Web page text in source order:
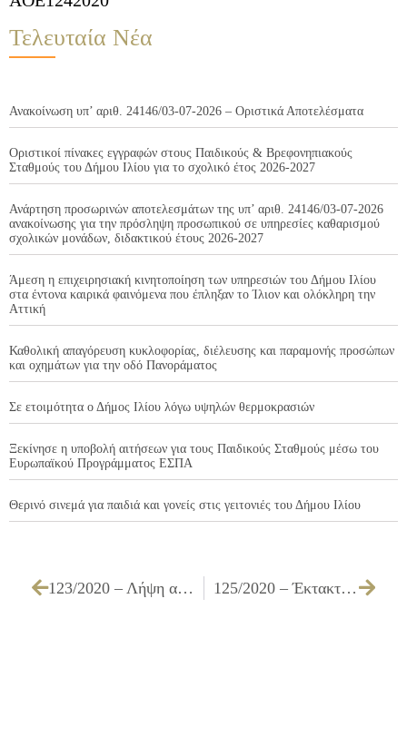
Τελευταία Νέα
Ανακοίνωση υπ’ αριθ. 24146/03-07-2026 – Οριστικά Αποτελέσματα
Οριστικοί πίνακες εγγραφών στους Παιδικούς & Βρεφονηπιακούς
Σταθμούς του Δήμου Ιλίου για το σχολικό έτος 2026-2027
Ανάρτηση προσωρινών αποτελεσμάτων της υπ’ αριθ. 24146/03-07-2026
ανακοίνωσης για την πρόσληψη προσωπικού σε υπηρεσίες καθαρισμού
σχολικών μονάδων, διδακτικού έτους 2026-2027
Άμεση η επιχειρησιακή κινητοποίηση των υπηρεσιών του Δήμου Ιλίου
στα έντονα καιρικά φαινόμενα που έπληξαν το Ίλιον και ολόκληρη την
Αττική
Καθολική απαγόρευση κυκλοφορίας, διέλευσης και παραμονής προσώπων
και οχημάτων για την οδό Πανοράματος
Σε ετοιμότητα ο Δήμος Ιλίου λόγω υψηλών θερμοκρασιών
Ξεκίνησε η υποβολή αιτήσεων για τους Παιδικούς Σταθμούς μέσω του
Ευρωπαϊκού Προγράμματος ΕΣΠΑ
Θερινό σινεμά για παιδιά και γονείς στις γειτονιές του Δήμου Ιλίου
123/2020 – Λήψη απόφασης για την έγκριση όρων διακήρυξης για τη δημοπράτηση κατασκευής του έργου «ΑΝΑΠΛΑΣΗ ΛΕΩΦΟΡΟΥ ΑΓ. ΝΙΚΟΛΑΟΥ» 125/2020 – Έκτακτη επιχορήγηση Σχολικών Επιτροπών του Δήμου Ιλίου